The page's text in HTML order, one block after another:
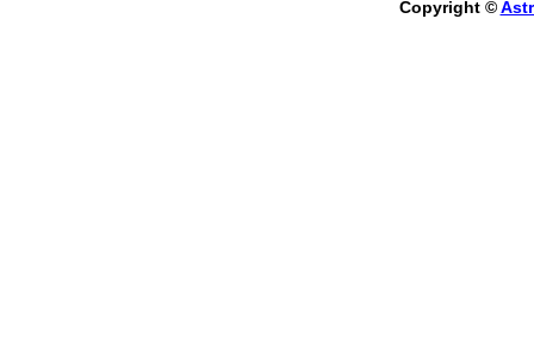
Copyright ©